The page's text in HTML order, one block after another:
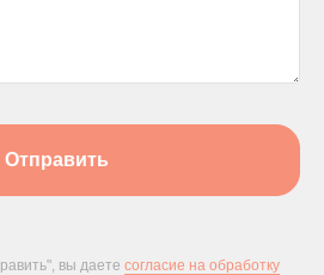
Отправить
вы даете согласие на обработку